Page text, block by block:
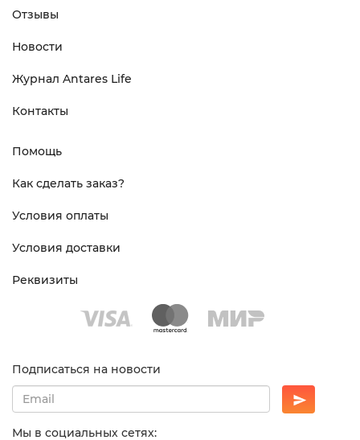
Отзывы
Новости
Журнал Antares Life
Контакты
Помощь
Как сделать заказ?
Условия оплаты
Условия доставки
Реквизиты
Подписаться на новости
Мы в социальных сетях: